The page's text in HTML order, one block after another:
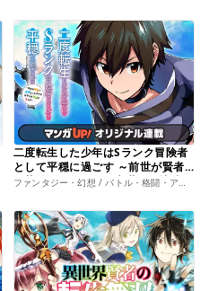
二度転生した少年はSランク冒険者
として平穏に過ごす ～前世が賢者
で英雄だったボクは来世では地味に
ファンタジー・幻想 / バトル・格闘・アクション